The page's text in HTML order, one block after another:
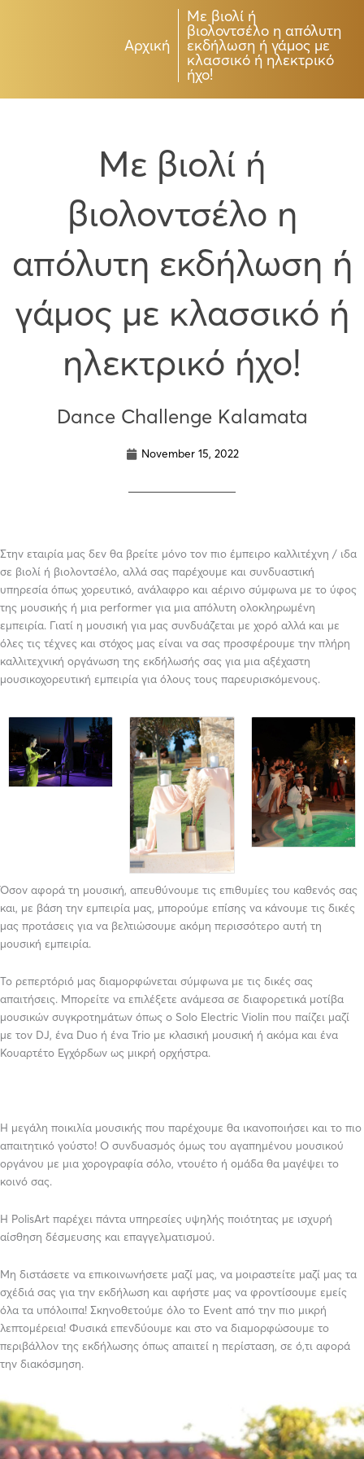
Αρχική
Με βιολί ή
βιολοντσέλο η απόλυτη
εκδήλωση ή γάμος με
κλασσικό ή ηλεκτρικό
ήχο!
Με βιολί ή
βιολοντσέλο η
απόλυτη εκδήλωση ή
γάμος με κλασσικό ή
ηλεκτρικό ήχο!
Dance Challenge Kalamata
November 15, 2022
Στην εταιρία μας δεν θα βρείτε μόνο τον πιο έμπειρο καλλιτέχνη / ιδα
σε βιολί ή βιολοντσέλο, αλλά σας παρέχουμε και συνδυαστική
υπηρεσία όπως χορευτικό, ανάλαφρο και αέρινο σύμφωνα με το ύφος
της μουσικής ή μια performer για μια απόλυτη ολοκληρωμένη
εμπειρία. Γιατί η μουσική για μας συνδυάζεται με χορό αλλά και με
όλες τις τέχνες και στόχος μας είναι να σας προσφέρουμε την πλήρη
καλλιτεχνική οργάνωση της εκδήλωσής σας για μια αξέχαστη
μουσικοχορευτική εμπειρία για όλους τους παρευρισκόμενους.
Όσον αφορά τη μουσική, απευθύνουμε τις επιθυμίες του καθενός σας
και, με βάση την εμπειρία μας, μπορούμε επίσης να κάνουμε τις δικές
μας προτάσεις για να βελτιώσουμε ακόμη περισσότερο αυτή τη
μουσική εμπειρία.
Το ρεπερτόριό μας διαμορφώνεται σύμφωνα με τις δικές σας
απαιτήσεις. Μπορείτε να επιλέξετε ανάμεσα σε διαφορετικά μοτίβα
μουσικών συγκροτημάτων όπως o Solo Electric Violin που παίζει μαζί
με τον DJ, ένα Duo ή ένα Trio με κλασική μουσική ή ακόμα και ένα
Κουαρτέτο Εγχόρδων ως μικρή ορχήστρα.
Η μεγάλη ποικιλία μουσικής που παρέχουμε θα ικανοποιήσει και το πιο
απαιτητικό γούστο! Ο συνδυασμός όμως του αγαπημένου μουσικού
οργάνου με μια χορογραφία σόλο, ντουέτο ή ομάδα θα μαγέψει το
κοινό σας.
H PolisArt παρέχει πάντα υπηρεσίες υψηλής ποιότητας με ισχυρή
αίσθηση δέσμευσης και επαγγελματισμού.
Μη διστάσετε να επικοινωνήσετε μαζί μας, να μοιραστείτε μαζί μας τα
σχέδιά σας για την εκδήλωση και αφήστε μας να φροντίσουμε εμείς
όλα τα υπόλοιπα! Σκηνοθετούμε όλο το Event από την πιο μικρή
λεπτομέρεια! Φυσικά επενδύουμε και στο να διαμορφώσουμε το
περιβάλλον της εκδήλωσης όπως απαιτεί η περίσταση, σε ό,τι αφορά
την διακόσμηση.